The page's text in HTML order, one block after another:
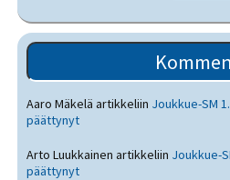
Aaro Mäkelä artikkeliin Joukkue-SM
päättynyt
Arto Luukkainen artikkeliin Joukkue-
päättynyt